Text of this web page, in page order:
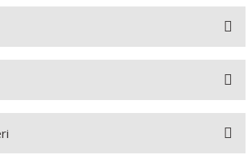
ürüne ilk yorumu siz yapın!
henüz soru sorulmamış.